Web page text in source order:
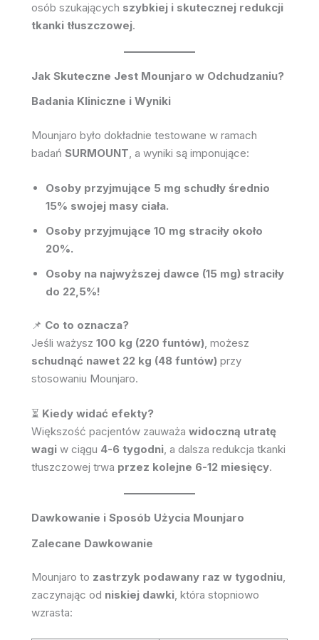
osób szukających szybkiej i skutecznej redukcji
tkanki tłuszczowej.
Jak Skuteczne Jest Mounjaro w Odchudzaniu?
Badania Kliniczne i Wyniki
Mounjaro było dokładnie testowane w ramach
badań SURMOUNT , a wyniki są imponujące:
Osoby przyjmujące 5 mg schudły średnio
15% swojej masy ciała.
Osoby przyjmujące 10 mg straciły około
20%.
Osoby na najwyższej dawce (15 mg) straciły
do 22,5%!
📌 Co to oznacza?
Jeśli ważysz 100 kg (220 funtów), możesz
schudnąć nawet 22 kg (48 funtów) przy
stosowaniu Mounjaro.
⏳ Kiedy widać efekty?
Większość pacjentów zauważa widoczną utratę
wagi w ciągu 4-6 tygodni, a dalsza redukcja tkanki
tłuszczowej trwa przez kolejne 6-12 miesięcy.
Dawkowanie i Sposób Użycia Mounjaro
Zalecane Dawkowanie
Mounjaro to zastrzyk podawany raz w tygodniu,
zaczynając od niskiej dawki, która stopniowo
wzrasta: